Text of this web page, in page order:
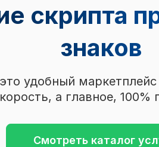
скрипта
знаков
удобный
а главное, 100%
Смотреть каталог